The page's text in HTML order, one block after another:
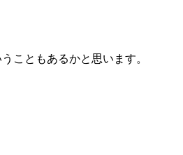
こともあるかと思います。